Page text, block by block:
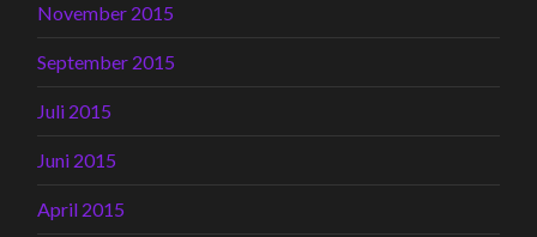
November 2015
September 2015
Juli 2015
Juni 2015
April 2015